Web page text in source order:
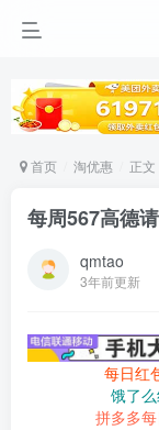
首页 淘优惠 正文
每周567高德
qmtao
3年前更新
每日红
饿了
拼多多